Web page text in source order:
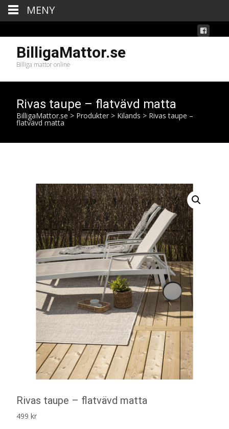
BilligaMattor.se
Billiga mattor online
Rivas taupe – flatvävd matta
BilligaMattor.se > Produkter > Kilands > Rivas taupe –
flatvävd matta
Rivas taupe – flatvävd matta
499 kr
MENY